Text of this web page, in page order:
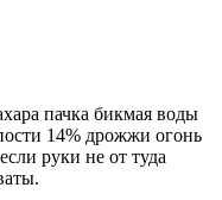
пачка бикмая воды
14% дрожжи огонь
руки не от туда